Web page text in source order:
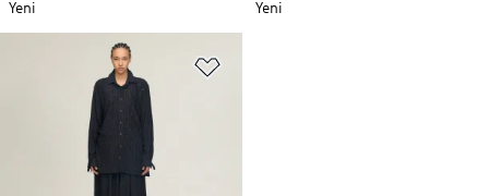
Yeni
Yeni